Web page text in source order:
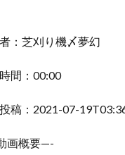
：芝刈り機〆夢幻
間：00:00
稿：2021-07-
画概要—-